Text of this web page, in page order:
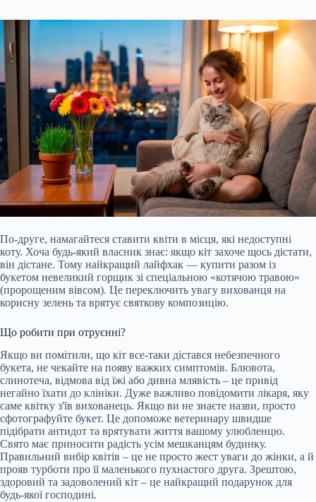
По-друге, намагайтеся ставити квіти в місця, які недоступні
коту. Хоча будь-який власник знає: якщо кіт захоче щось дістати,
він дістане. Тому найкращий лайфхак — купити разом із
букетом невеликий горщик зі спеціальною «котячою травою»
(пророщеним вівсом). Це переключить увагу вихованця на
корисну зелень та врятує святкову композицію.
Що робити при отруєнні?
Якщо ви помітили, що кіт все-таки дістався небезпечного
букета, не чекайте на появу важких симптомів. Блювота,
слинотеча, відмова від їжі або дивна млявість – це привід
негайно їхати до клініки. Дуже важливо повідомити лікаря, яку
саме квітку з'їв вихованець. Якщо ви не знаєте назви, просто
сфотографуйте букет. Це допоможе ветеринару швидше
підібрати антидот та врятувати життя вашому улюбленцю.
Свято має приносити радість усім мешканцям будинку.
Правильний вибір квітів – це не просто жест уваги до жінки, а й
прояв турботи про її маленького пухнастого друга. Зрештою,
здоровий та задоволений кіт – це найкращий подарунок для
будь-якої господині.